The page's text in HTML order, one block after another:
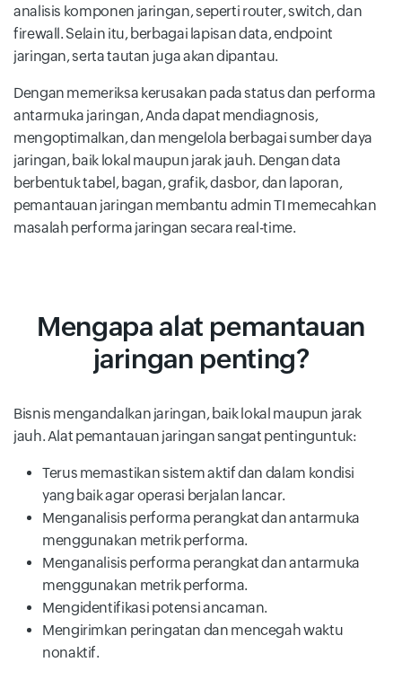
analisis komponen jaringan, seperti router, switch, dan
firewall. Selain itu, berbagai lapisan data, endpoint
jaringan, serta tautan juga akan dipantau.
Dengan memeriksa kerusakan pada status dan performa
antarmuka jaringan, Anda dapat mendiagnosis,
mengoptimalkan, dan mengelola berbagai sumber daya
jaringan, baik lokal maupun jarak jauh. Dengan data
berbentuk tabel, bagan, grafik, dasbor, dan laporan,
pemantauan jaringan membantu admin TI memecahkan
masalah performa jaringan secara real-time.
Mengapa alat pemantauan
jaringan penting?
Bisnis mengandalkan jaringan, baik lokal maupun jarak
jauh. Alat pemantauan jaringan sangat pentinguntuk:
Terus memastikan sistem aktif dan dalam kondisi
yang baik agar operasi berjalan lancar.
Menganalisis performa perangkat dan antarmuka
menggunakan metrik performa.
Menganalisis performa perangkat dan antarmuka
menggunakan metrik performa.
Mengidentifikasi potensi ancaman.
Mengirimkan peringatan dan mencegah waktu
nonaktif.